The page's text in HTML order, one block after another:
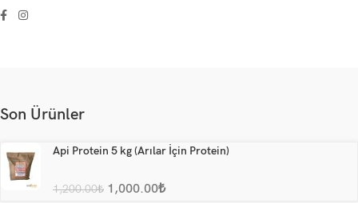
Son Ürünler
Api Protein 5 kg (Arılar İçin Protein)
1,200.00₺ 1,000.00₺